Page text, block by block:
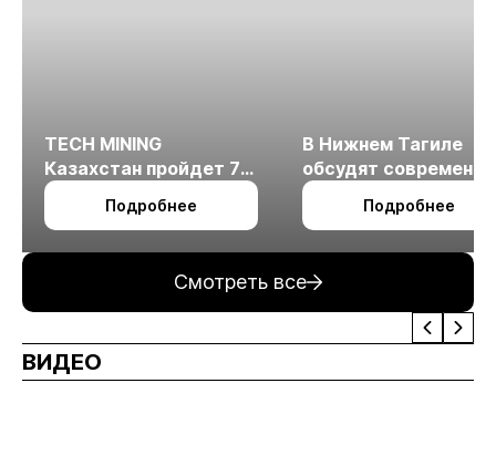
TECH MINING
Казахстан пройдет 7
октября в Алматы
Подробнее
В Нижнем Тагиле
обсудят
технологии
измельчения
Подробнее
Смотреть все
ВИДЕО